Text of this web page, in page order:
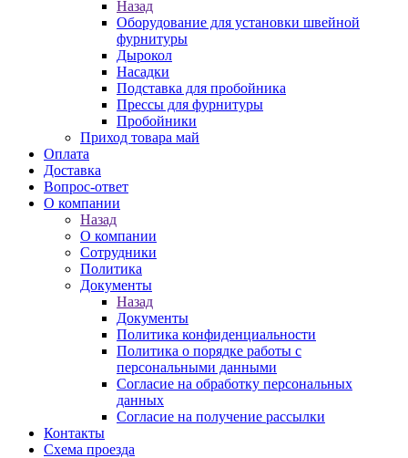
Назад
Оборудование для установки швейной
фурнитуры
Дырокол
Насадки
Подставка для пробойника
Прессы для фурнитуры
Пробойники
Приход товара май
Оплата
Доставка
Вопрос-ответ
О компании
Назад
О компании
Сотрудники
Политика
Документы
Назад
Документы
Политика конфиденциальности
Политика о порядке работы с
персональными данными
Согласие на обработку персональных
данных
Согласие на получение рассылки
Контакты
Схема проезда